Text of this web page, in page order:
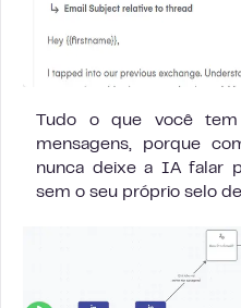
Tudo o que você
mensagens, porque
nunca deixe a IA falar
sem o seu próprio selo